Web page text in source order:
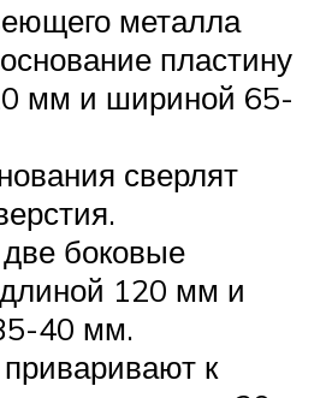
металла
пластину
мм и шириной 65-
сверлят
боковые
120 мм и
40 мм.
к